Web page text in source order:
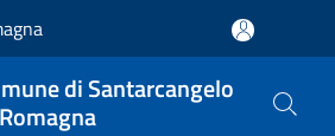
di Santarcangelo